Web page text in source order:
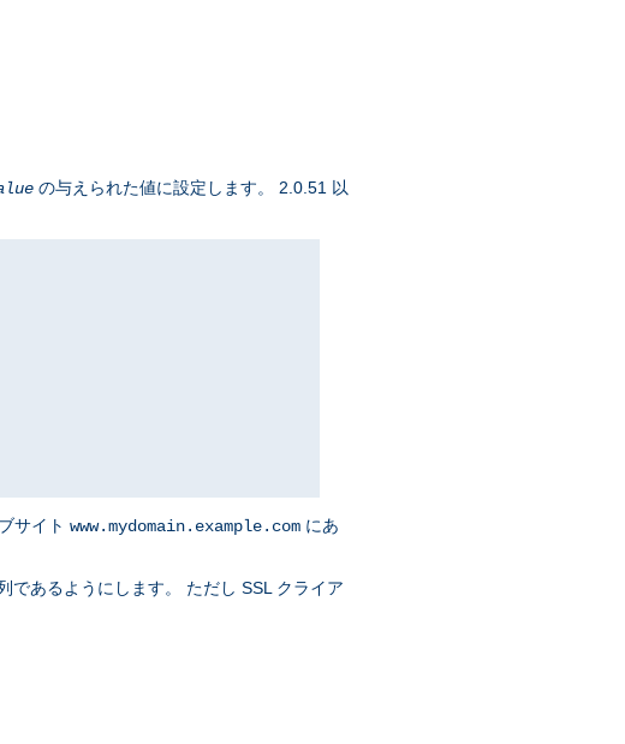
の与えられた値に設定します。 2.0.51 以
サイト www.mydomain.example.com にあ
であるようにします。 ただし SSL クライア